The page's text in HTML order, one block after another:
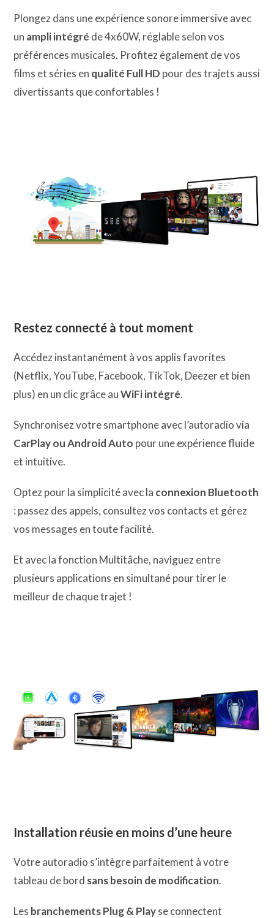
Plongez dans une expérience sonore immersive avec
un ampli intégré de 4x60W, réglable selon vos
préférences musicales. Profitez également de vos
films et séries en qualité Full HD pour des trajets aussi
divertissants que confortables !
Restez connecté à tout moment
Accédez instantanément à vos applis favorites
(Netflix, YouTube, Facebook, TikTok, Deezer et bien
plus) en un clic grâce auWiFi intégré.
Synchronisez votre smartphone avec l’autoradio via
CarPlay ou Android Auto pour une expérience fluide
et intuitive.
Optez pour la simplicité avec la connexion Bluetooth
: passez des appels, consultez vos contacts et gérez
vos messages en toute facilité.
Et avec la fonction Multitâche, naviguez entre
plusieurs applications en simultané pour tirer le
meilleur de chaque trajet !
Installation réusie en moins d’une heure
Votre autoradio s’intègre parfaitement à votre
tableau de bord sans besoin de modification.
Les branchements Plug & Playse connectent